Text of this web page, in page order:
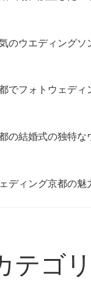
のウエディングソ
でフォトウェディ
の結婚式の独特な
ディング京都の
テゴ